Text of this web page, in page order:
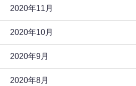
2020年11月
2020年10月
2020年9月
2020年8月